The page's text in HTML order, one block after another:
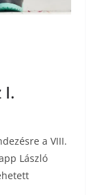
I.
a VIII.
László